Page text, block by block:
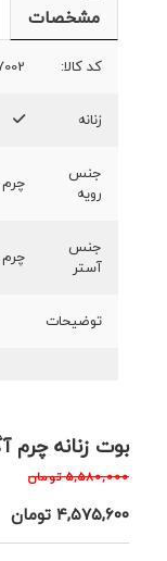
بوت زنانه چرم
۵,۵۸۰,۰۰۰ تومان
۴,۵۷۵,۶۰۰تومان
مشخصات
کد کالا:
زنانه
جنس
رویه
جنس
آستر
توضیحات